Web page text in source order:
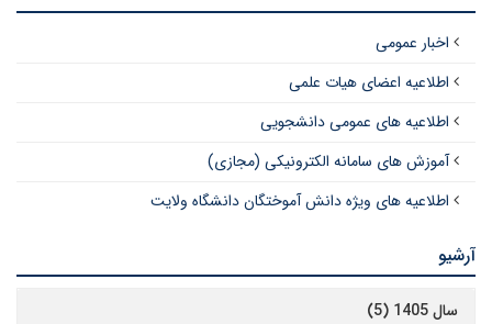
اخبار عمومی
اطلاعیه اعضای هیات علمی
اطلاعیه های عمومی دانشجویی
آموزش های سامانه الکترونیکی (مجازی)
اطلاعیه های ویژه دانش آموختگان دانشگاه ولایت
آرشیو
سال 1405 (5)